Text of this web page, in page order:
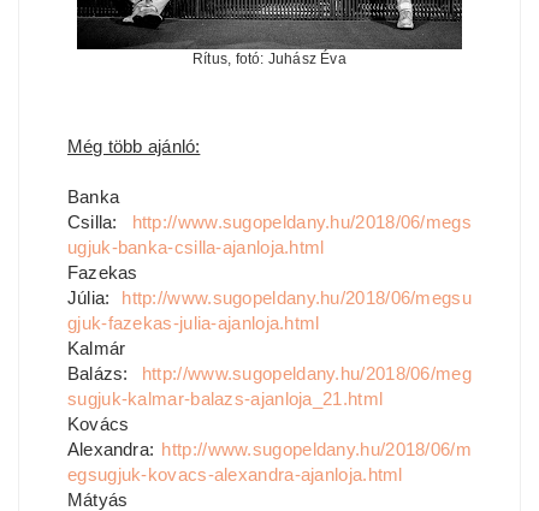
Rítus, fotó: Juhász Éva
Még több ajánló:
Banka
Csilla: http://www.sugopeldany.hu/2018/06/megs
ugjuk-banka-csilla-ajanloja.html
Fazekas
Júlia: http://www.sugopeldany.hu/2018/06/megsu
gjuk-fazekas-julia-ajanloja.html
Kalmár
Balázs: http://www.sugopeldany.hu/2018/06/meg
sugjuk-kalmar-balazs-ajanloja_21.html
Kovács
Alexandra: http://www.sugopeldany.hu/2018/06/m
egsugjuk-kovacs-alexandra-ajanloja.html
Mátyás